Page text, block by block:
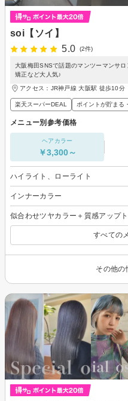
soi【ソイ】
5.0
(2件)
大阪梅田SNSで話題のマンツーマンサ
矯正など大人気♪
アクセス：JR神戸線 大阪駅 徒歩10分
楽天スーパーDEAL ポイントが貯まる
メニュー別参考価格
ヘアカラー
￥3,300～
ハイライト、ローライト
インナーカラー
似合わせツヤカラー＋質感アップ
すべての
その他の